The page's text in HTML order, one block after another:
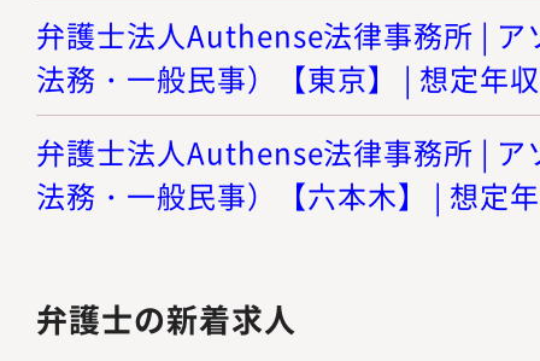
弁護士法人Authense法律事務所 | ア
法務・一般民事）【東京】 | 想定年
弁護士法人Authense法律事務所 | ア
法務・一般民事）【六本木】 | 想定
弁護士の新着求人